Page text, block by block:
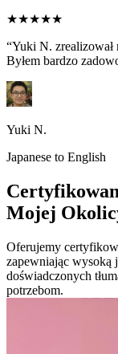
★★★★★
“Yuki N. zrealizował
Byłem bardzo
Yuki N.
Japanese to English
Mojej
Oferujemy
zapewniając wysoką
doświadczonych
potrzebom.